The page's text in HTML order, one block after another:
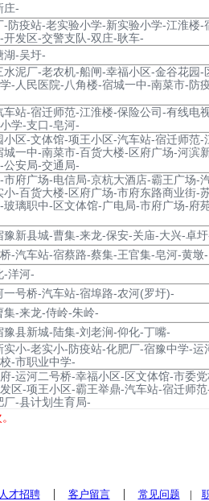
庄-
防疫站-老实验小学-新实验小学-江淮楼-
发区-交警支队-双庄-耿车-
湖-吴圩-
泥厂-老农机-船闸-幸福小区-金谷花园-
-人民医院-八角楼-宿城一中-南菜市-防
站-宿迁师范-江淮楼-保险公司-有线电
学-支口-皂河-
区-文体馆-项王小区-汽车站-宿迁师范-
一中-南菜市-百货大楼-区府广场-河滨
安局-交通局-
府广场-电信局-京杭大酒店-霸王广场-
-百货大楼-区府广场-市府东路商业街-
璃职中-区文体馆-广电局-市府广场-府
新县城-曹集-来龙-保安-关庙-大兴-卓
-汽车站-宿蔡路-蔡集-王官集-皂河-黄墩-
-洋河-
号桥-汽车站-宿埠路-农河(罗圩)-
-来龙-侍岭-朱岭-
县新城-陆集-刘老涧-仰化-丁嘴-
小-老实小-防疫站-化肥厂-宿豫中学-运
-市职业中学-
-运河二号桥-幸福小区-区文体馆-市委
区-项王小区-霸王举鼎-汽车站-宿迁师
-县计划生育局-
人才招聘| 客户留言| 常见问题 |